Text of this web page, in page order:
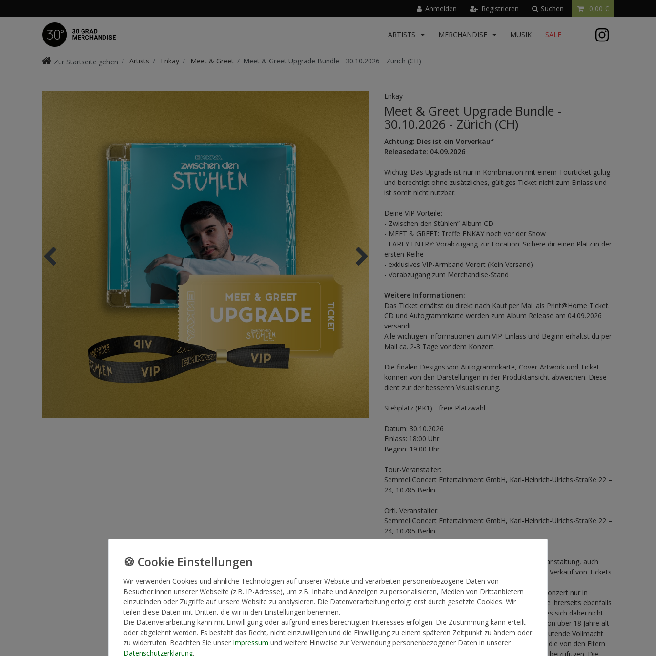
Anmelden Registrieren Suchen 0,00 €
ARTISTS MERCHANDISE MUSIK SALE
Zur Startseite gehen Artists Enkay Meet & Greet Meet & Greet Upgrade Bundle - 30.10.2026 - Zürich (CH)
Enkay
Meet & Greet Upgrade Bundle -
30.10.2026 - Zürich (CH)
Achtung: Dies ist ein Vorverkauf
Releasedate: 04.09.2026
Wichtig: Das Upgrade ist nur in Kombination mit einem Tourticket gültig
und berechtigt ohne zusätzliches, gültiges Ticket nicht zum Einlass und
ist somit nicht nutzbar.
Deine VIP Vorteile:
- Zwischen den Stühlen” Album CD
- MEET & GREET: Treffe ENKAY noch vor der Show
- EARLY ENTRY: Vorabzugang zur Location: Sichere dir einen Platz in der
ersten Reihe
- exklusives VIP-Armband Vorort (Kein Versand)
- Vorabzugang zum Merchandise-Stand
Weitere Informationen:
Das Ticket erhältst du direkt nach Kauf per Mail als Print@Home Ticket.
CD und Autogrammkarte werden zum Album Release am 04.09.2026
versandt.
Alle wichtigen Informationen zum VIP-Einlass und Beginn erhältst du per
Mail ca. 2-3 Tage vor dem Konzert.
Die finalen Designs von Autogrammkarte, Cover-Artwork und Ticket
können von den Darstellungen in der Produktansicht abweichen. Diese
dient zur der besseren Visualisierung.
Stehplatz (PK1) - freie Platzwahl
Datum: 30.10.2026
Einlass: 18:00 Uhr
Beginn: 19:00 Uhr
Tour-Veranstalter:
Semmel Concert Entertainment GmbH, Karl-Heinrich-Ulrichs-Straße 22 –
24, 10785 Berlin
Örtl. Veranstalter:
Semmel Concert Entertainment GmbH, Karl-Heinrich-Ulrichs-Straße 22 –
24, 10785 Berlin
Kinder unter 6 Jahren erhalten keinen Zutritt zur Veranstaltung, auch
nicht in Begleitung eines Personenberechtigten. Der Verkauf von Tickets
an Kinder unter 6 Jahren ist daher ausgeschlossen.
Kinder und Jugendliche unter 16 Jahren dürfen das Konzert nur in
Begleitung einer vertretungsberechtigten Person, die ihrerseits ebenfalls
über eine Eintrittskarte verfügt, besuchen. Insofern es sich dabei nicht
um ein Elternteil handelt, muss die begleitende Person über 18 Jahre alt
sein und neben dem eigenen Ausweis eine auf sie lautende Vollmacht
zur Personensorgeberechtigung vorweisen können, die von den Eltern
unterschrieben ist – eine Ausweiskopie der Eltern ist beizufügen. Die
Wir verwenden Cookies und ähnliche Technologien auf unserer Website und verarbeiten personenbezogene Daten von
Besucher:innen unserer Webseite (z.B. IP-Adresse), um z.B. Inhalte und Anzeigen zu personalisieren, Medien von Drittanbietern
einzubinden oder Zugriffe auf unsere Website zu analysieren. Die Datenverarbeitung erfolgt erst durch gesetzte Cookies. Wir
teilen diese Daten mit Dritten, die wir in den Einstellungen benennen.
Die Datenverarbeitung kann mit Einwilligung oder aufgrund eines berechtigten Interesses erfolgen. Die Zustimmung kann erteilt
oder abgelehnt werden. Es besteht das Recht, nicht einzuwilligen und die Einwilligung zu einem späteren Zeitpunkt zu ändern oder
zu widerrufen. Beachten Sie unser Impressum und weitere Hinweise zur Verwendung personenbezogener Daten in unserer
Daten­schutz­erklärung.